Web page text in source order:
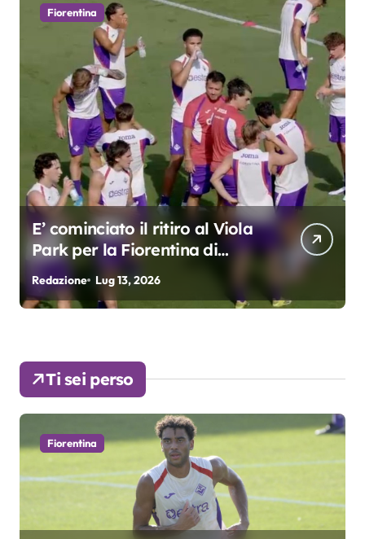
Fiorentina
Grosso: “Giocheremo col 4-3-
3. Kean e Fagioli
fondamentali. Atta grande
colpo”
Redazione Lug 9, 2026
Ti sei perso
Fiorentina